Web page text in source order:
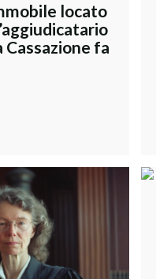
locato
Cassazione fa